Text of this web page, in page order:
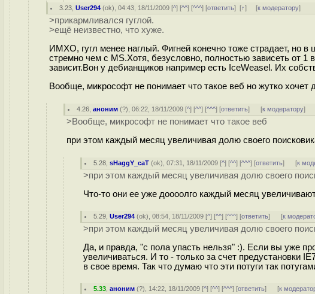
3.23 ,User294 (ok), 04:43, 18/11/2009 [^] [^^] [^^^] [ответить][↑] [к модератору]
>прикармливался гуглой.
>ещё неизвестно, что хуже.
ИМХО, гугл менее наглый. Фигней конечно тоже страдает, но
стремно чем с MS.Хотя, безусловно, полностью зависеть от 1
зависит.Вон у дебианщиков например есть IceWeasel. Их
Вообще, микрософт не понимает что такое веб но жутко хочет
4.26 ,аноним (?), 06:22, 18/11/2009 [^] [^^] [^^^] [ответить] [к модератору]
>Вообще, микрософт не понимает что такое веб
при этом каждый месяц увеличивая долю своего
5.28 ,sHaggY_caT (ok), 07:31, 18/11/2009 [^] [^^] [^^^] [ответить] [к
>при этом каждый месяц увеличивая долю своего
Что-то они ее уже доооолго каждый месяц
5.29 ,User294 (ok), 08:54, 18/11/2009 [^] [^^] [^^^] [ответить] [к
>при этом каждый месяц увеличивая долю своего
Да, и правда, "с пола упасть нельзя" :). Если вы уже
увеличиваться. И то - только за счет предустановки
в свое время. Так что думаю что эти потуги так
5.33 ,аноним (?), 14:22, 18/11/2009 [^] [^^] [^^^] [ответить] [к